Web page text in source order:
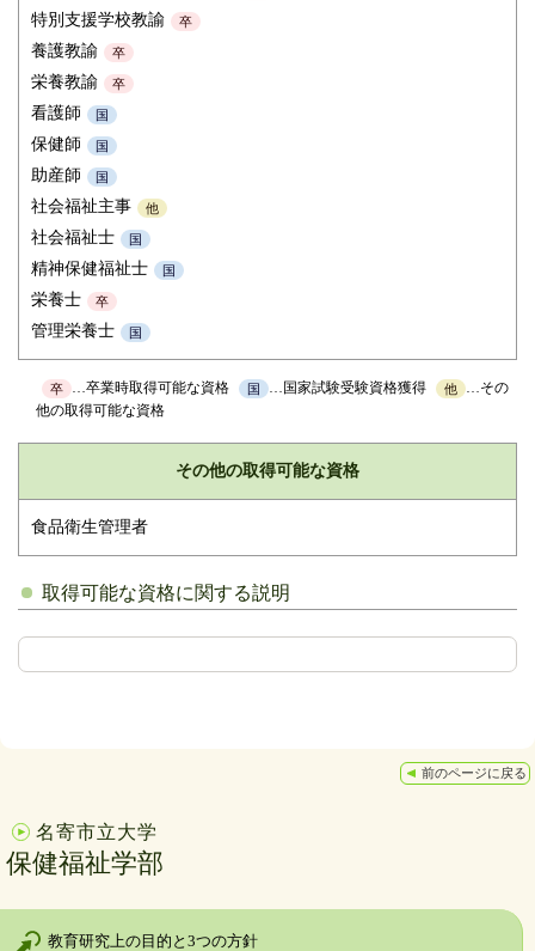
特別支援学校教諭 卒
養護教諭 卒
栄養教諭 卒
看護師 国
保健師 国
助産師 国
社会福祉主事 他
社会福祉士 国
精神保健福祉士 国
栄養士 卒
管理栄養士 国
卒 …卒業時取得可能な資格 国 …国家試験受験資格獲得 他
…その
他の取得可能な資格
その他の取得可能な資格
食品衛生管理者
取得可能な資格に関する説明
前のページに戻る
名寄市立大学
保健福祉学部
教育研究上の目的と3つの方針